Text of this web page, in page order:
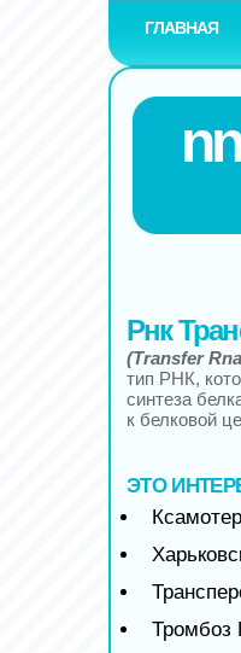
ГЛАВНАЯ
Рнк
(Transfer
тип РНК,
синтеза
к белковой
ЭТО
Тромбоз